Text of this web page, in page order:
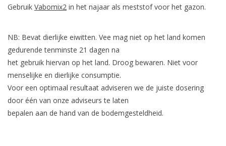
Gebruik Vabomix2 in het najaar als meststof voor het gazon.
NB: Bevat dierlijke eiwitten. Vee mag niet op het land komen
gedurende tenminste 21 dagen na
het gebruik hiervan op het land. Droog bewaren. Niet voor
menselijke en dierlijke consumptie.
Voor een optimaal resultaat adviseren we de juiste dosering
door één van onze adviseurs te laten
bepalen aan de hand van de bodemgesteldheid.